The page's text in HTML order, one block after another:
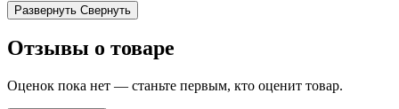
Развернуть Свернуть
Отзывы о товаре
Оценок пока нет — станьте первым, кто оценит товар.